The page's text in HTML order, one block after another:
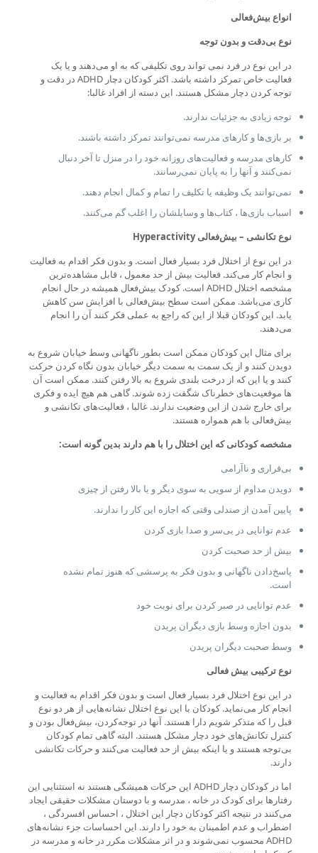
انواع بیش‌فعالی
نوع بی‌دقت و بدون توجه
در این نوع در فرد نمی تواند روی تکلیفی که به او می‌دهند و یا یک
فعالیت خاص تمرکز داشته باشد. اکثر کودکان دچار ADHD در دقت و
توجه کردن دچار مشکل هستند. این دسته از افراد غالبا:
توجه زیادی به جزئیات ندارند.
بر بازی‌ها و کارهای مدرسه نمی‌توانند تمرکز داشته باشند.
کارهای مدرسه و فعالیت‌های روزانه خود را در منزل تا آخر دنبال
نمی‌کنند و آنها را به پایان نمی‌رسانند.
‌نمی‌توانند یک وظیفه یا تکلیف را تمام و کمال انجام دهند.
اسباب بازی‌ها ، کتاب‌ها و وسایلشان را اغلب گم می‌کنند.
نوع تکانشی – بیش‌فعالی Hyperactivity
در این نوع از اختلال فرد بسیار فعال است. و بدون فکر اقدام به فعالیت
و انجام کار می‌کند. فعالیت بیش از حد معمول ، قابل مشاهده‌ترین
مشخصه اختلال ADHD است. کودک بیش‌فعال همیشه در حال انجام
کاری می‌باشد. ممکن است سطح بیش‌فعالی با افزایش سن کاهش
یابد. این کودکان قبلا از این که راجع به عملی فکر کنند آن را انجام
می‌دهند.
برای مثال این کودکان ممکن است بطور ناگهانی وسط خیابان شروع به
دویدن کنند و از یک سمت به سمت دیگر خیابان بدون نگاه کردن حرکت
کنند و یا این که از درخت بلندی شروع به بالا رفتن کنند. ممکن است آن
ها موقعیت‌های خطرناک شگفت زده شوند. گاهی هم هیچ ایده و فکری
برای خارج شدن از این وضعیت ندارند. غالبا ، فعالیت‌های تکانشی و
بیش‌فعالی با هم همواره هستند.
مشخصه کودکانی که این اختلال را با هم دارند بدین گونه است:
بی‌قراری و ناآرامی
‌دویدن مداوم از سویی به سوی دیگر و یا بالا رفتن از چیزی
پایین آمدن از صندلی وقتی که اجازه این کار را ندارند.
عدم توانایی در بی‌سر و صدا بازی کردن
بیش از حد صحبت کردن
پاسخ‌دادن ناگهانی و بدون فکر به پرسشی که هنوز تمام نشده
است.
عدم توانایی در صبر کردن برای نوبت خود
بدون اجازه وسط بازی دیگران پریدن
وسط صحبت دیگران پریدن
نوع ترکیبی بیش فعالی
در این نوع اختلال فرد بسیار فعال است و بدون فکر اقدام به فعالیت و
انجام کار می‌نماید. کودکان با این نوع اختلال نشانه‌هایی از هر دو نوع
قبل را که متذکر شویم دارا هستند. آنها در توجه‌کردن، بیش‌فعال بودن و
کنترل تکانش‌های خود دچار مشکل هستند. البته گاهی تمام کودکان
بی‌توجه هستند و یا اینکه بیش از حد فعالیت می‌کنند و حرکات تکانشی
دارند.
اما در کودکان دچار ADHD این حرکات همیشگی هستند نه استثنایی این
رفتارها برای کودک در خانه ، مدرسه و با دوستان مشکلات حقیقی ایجاد
می‌کنند در نتیجه اکثر کودکان دچار این اختلال ، احساس افسردگی ،
اضطراب و عدم اطمینان به خود را دارند. این احساسات جزء نشانه‌های
ADHD محسوب نمی‌شوند و در اثر مشکلات مکرر در خانه و مدرسه در